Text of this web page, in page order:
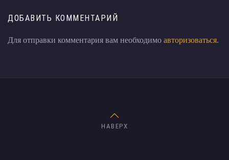
ДОБАВИТЬ КОММЕНТАРИЙ
Для отправки комментария вам необходимо авторизоваться.
НАВЕРХ